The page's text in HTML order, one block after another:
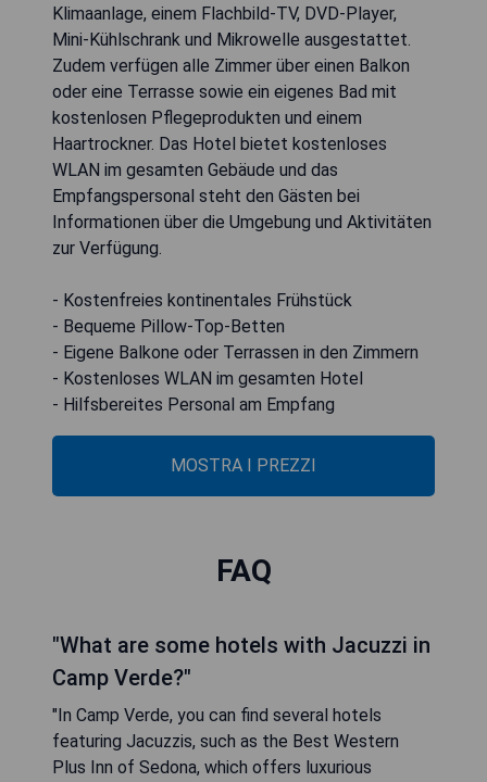
Klimaanlage, einem Flachbild-TV, DVD-Player,
Mini-Kühlschrank und Mikrowelle ausgestattet.
Zudem verfügen alle Zimmer über einen Balkon
oder eine Terrasse sowie ein eigenes Bad mit
kostenlosen Pflegeprodukten und einem
Haartrockner. Das Hotel bietet kostenloses
WLAN im gesamten Gebäude und das
Empfangspersonal steht den Gästen bei
Informationen über die Umgebung und Aktivitäten
zur Verfügung.
- Kostenfreies kontinentales Frühstück
- Bequeme Pillow-Top-Betten
- Eigene Balkone oder Terrassen in den Zimmern
- Kostenloses WLAN im gesamten Hotel
- Hilfsbereites Personal am Empfang
MOSTRA I PREZZI
FAQ
"What are some hotels with Jacuzzi in
Camp Verde?"
"In Camp Verde, you can find several hotels
featuring Jacuzzis, such as the Best Western
Plus Inn of Sedona, which offers luxurious